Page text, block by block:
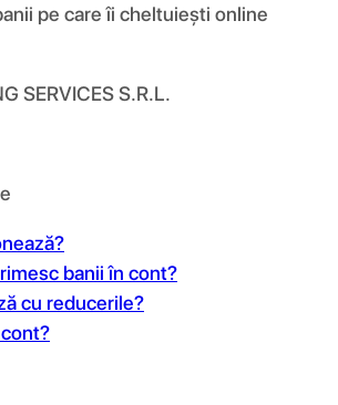
pe care îi cheltuiești online
SERVICES S.R.L.
banii în cont?
cu reducerile?